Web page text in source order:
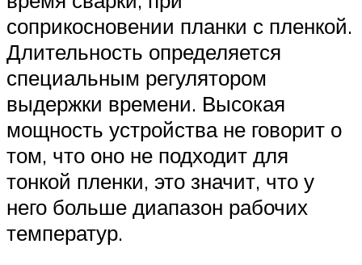
соприкосновении планки с пленкой.
Длительность определяется
специальным регулятором
выдержки времени. Высокая
мощность устройства не говорит о
том, что оно не подходит для
тонкой пленки, это значит, что у
него больше диапазон рабочих
температур.